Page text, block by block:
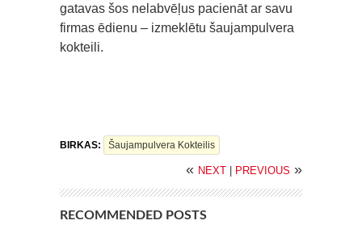
gatavas šos nelabvēļus pacienāt ar savu
firmas ēdienu – izmeklētu šaujampulvera
kokteili.
BIRKAS: Šaujampulvera Kokteilis
« NEXT | PREVIOUS »
RECOMMENDED POSTS